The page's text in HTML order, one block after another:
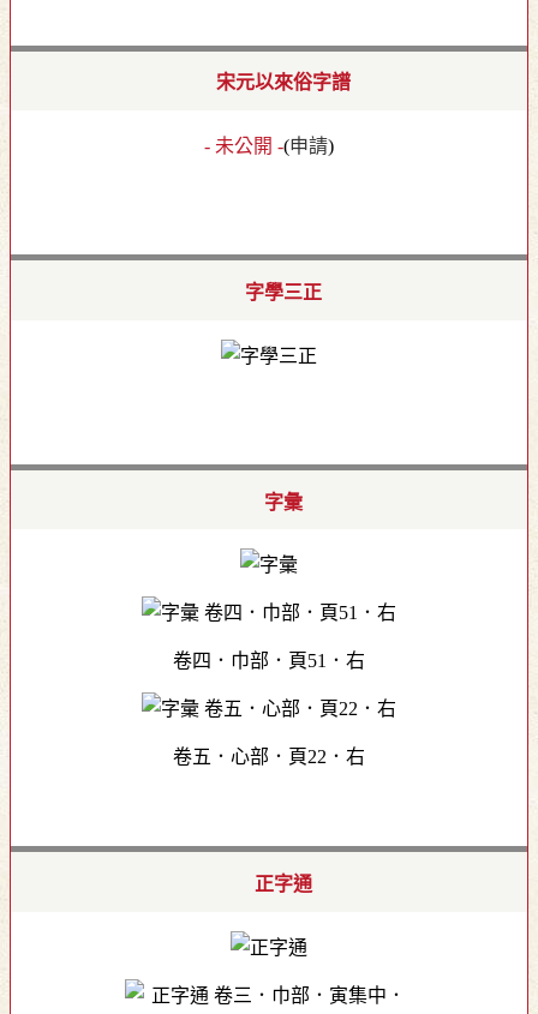
宋元以來俗字譜
- 未公開 -(申請)
字學三正
字彙
卷四．巾部．頁51．右
卷五．心部．頁22．右
正字通